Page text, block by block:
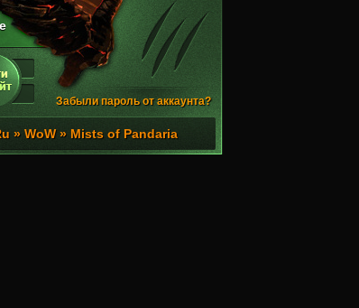
Забыли пароль от аккаунта?
» WoW » Mists of Pandaria